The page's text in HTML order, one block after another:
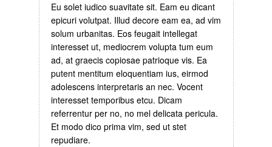
Eu solet iudico suavitate sit. Eam eu dicant
epicuri volutpat. Illud decore eam ea, ad vim
solum urbanitas. Eos feugait intellegat
interesset ut, mediocrem volupta tum eum
ad, at graecis copiosae patrioque vis. Ea
putent mentitum eloquentiam ius, eirmod
adolescens interpretaris an nec. Vocent
interesset temporibus etcu. Dicam
referrentur per no, no mel delicata pericula.
Et modo dico prima vim, sed ut stet
repudiare.